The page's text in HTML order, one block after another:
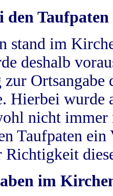
den Taufpaten
stand im
deshalb
Hierbei wurde
nicht
Taufpaten
Richtigkeit
im